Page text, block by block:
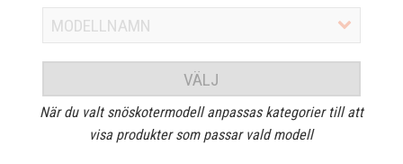
VÄLJ
När du valt snöskotermodell anpassas kategorier till att
visa produkter som passar vald modell